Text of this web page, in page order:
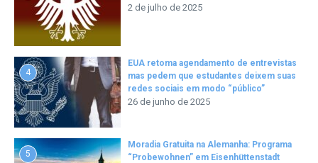
2 de julho de 2025
4
EUA retoma agendamento de entrevistas
mas pedem que estudantes deixem suas
redes sociais em modo “público”
26 de junho de 2025
5
Moradia Gratuita na Alemanha: Programa
“Probewohnen” em Eisenhüttenstadt